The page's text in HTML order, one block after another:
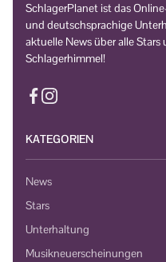
SchlagerPlanet ist das
und deutschsprachige
aktuelle News über alle
Schlagerhimmel!
KATEGORIEN
News
Stars
Unterhaltung
Musikneuerscheinungen